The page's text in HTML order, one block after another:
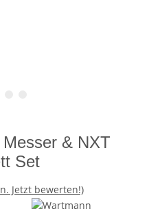
& NXT
Set
Jetzt bewerten!)